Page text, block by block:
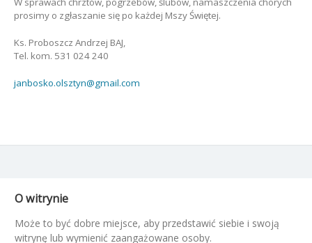
prosimy o zgłaszanie się po każdej Mszy Świętej.
Ks. Proboszcz Andrzej BAJ,
Tel. kom. 531 024 240
janbosko.olsztyn@gmail.com
O witrynie
Może to być dobre miejsce, aby przedstawić siebie i swoją
witrynę lub wymienić zaangażowane osoby.